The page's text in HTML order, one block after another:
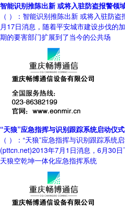
智能识别推陈出新 或将入驻防盗报警领
（ ）：智能识别推陈出新 或将入驻防
月17日消息，随着平安城市建设步伐的
期的要害部门扩展到了当今的公共场
“天狼”应急指挥与识别跟踪系统启动仪
（ ）：“天狼”应急指挥与识别跟踪系统
(pttcn.net)2013年7月1日消息，6月30
天狼空乾坤一体化应急指挥系统